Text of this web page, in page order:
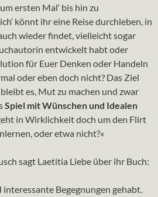
ersten Mal‘ bis hin zu
könnt ihr eine Reise durchleben, in
wieder findet, vielleicht sogar
entwickelt habt oder
für Euer Denken oder Handeln
oder eben doch nicht? Das Ziel
es, Mut zu machen und zwar
Spiel mit Wünschen und Idealen
in Wirklichkeit doch um den Flirt
oder etwa nicht?«
sagt Laetitia Liebe über ihr Buch:
interessante Begegnungen gehabt.